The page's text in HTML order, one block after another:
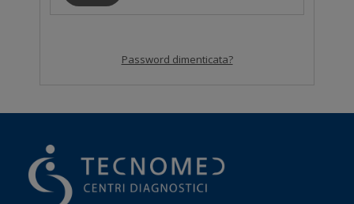
Password dimenticata?